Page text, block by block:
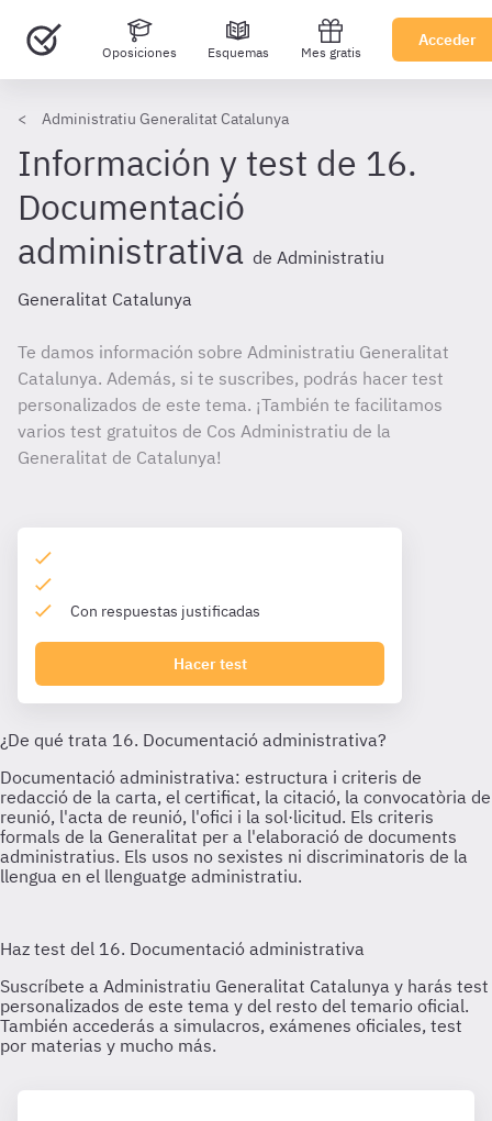
Oposiciones Esquemas Mes gratis
Acceder
Administratiu Generalitat Catalunya
Información y test de 16.
Documentació
administrativa de Administratiu
Generalitat Catalunya
Te damos información sobre Administratiu Generalitat
Catalunya. Además, si te suscribes, podrás hacer test
personalizados de este tema. ¡También te facilitamos
varios test gratuitos de Cos Administratiu de la
Generalitat de Catalunya!
Con respuestas justificadas
Hacer test